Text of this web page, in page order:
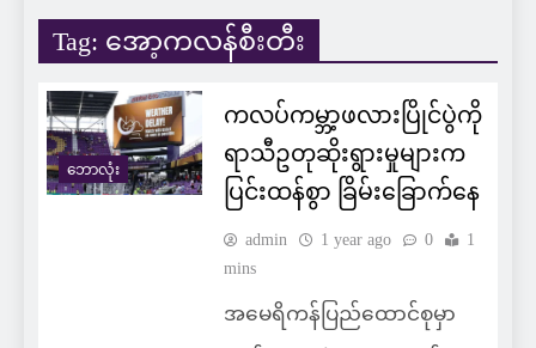
Tag: အော့ကလန်စီးတီး
ဘောလုံး
ကလပ်ကမ္ဘာ့ဖလားပြိုင်ပွဲကို
ရာသီဥတုဆိုးရွားမှုများက
ပြင်းထန်စွာ ခြိမ်းခြောက်နေ
admin 1 year ago 0
1
mins
အမေရိကန်ပြည်ထောင်စုမှာ